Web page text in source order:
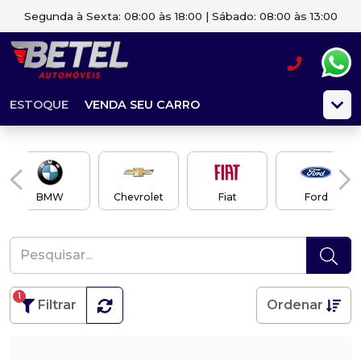
Segunda à Sexta: 08:00 às 18:00 | Sábado: 08:00 às 13:00
ESTOQUE VENDA SEU CARRO
BMW Chevrolet Fiat Ford
Filtrar
1
Ordenar